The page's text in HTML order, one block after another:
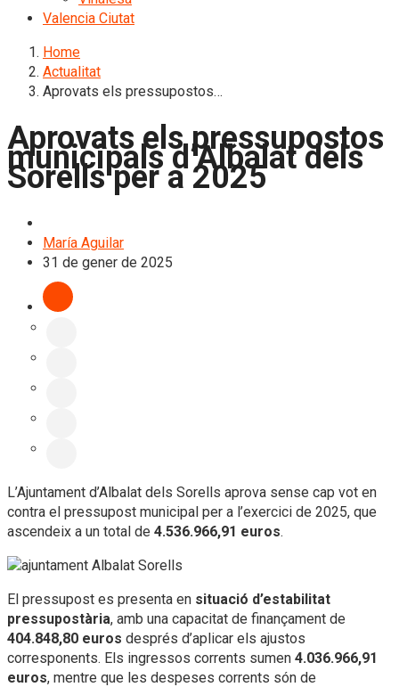
Valencia Ciutat
Home
Actualitat
Aprovats els pressupostos…
Aprovats els pressupostos
municipals d’Albalat dels
Sorells per a 2025
María Aguilar
31 de gener de 2025
L’Ajuntament d’Albalat dels Sorells aprova sense cap vot en
contra el pressupost municipal per a l’exercici de 2025, que
ascendeix a un total de 4.536.966,91 euros.
El pressupost es presenta en situació d’estabilitat
pressupostària, amb una capacitat de finançament de
404.848,80 euros després d’aplicar els ajustos
corresponents. Els ingressos corrents sumen 4.036.966,91
euros, mentre que les despeses corrents són de